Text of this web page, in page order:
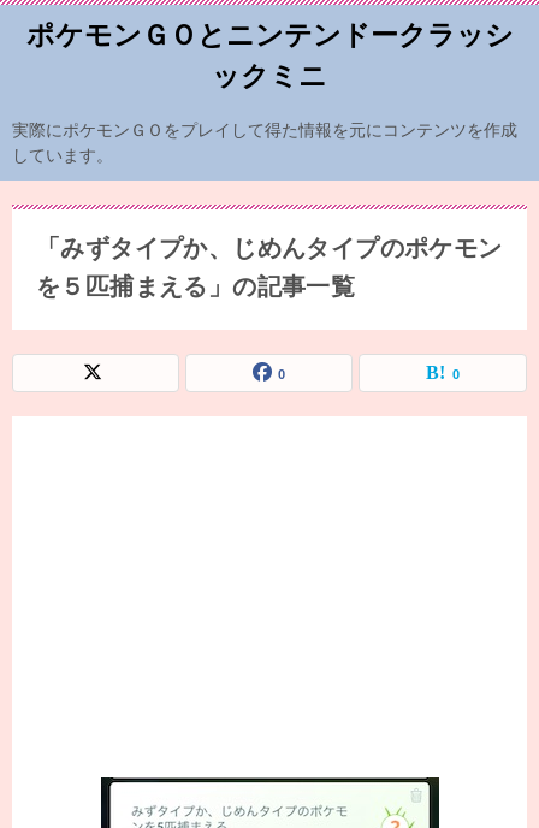
ポケモンＧＯとニンテンドークラッシ
ックミニ
実際にポケモンＧＯをプレイして得た情報を元にコンテンツを作成
しています。
「みずタイプか、じめんタイプのポケモン
を５匹捕まえる」の記事一覧
0 0